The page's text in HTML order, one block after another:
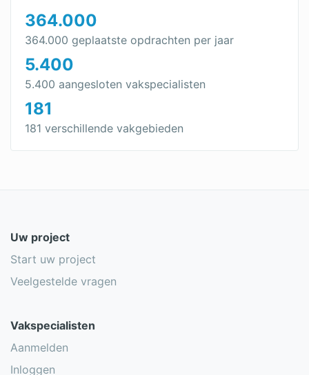
364.000
364.000 geplaatste opdrachten per jaar
5.400
5.400 aangesloten vakspecialisten
181
181 verschillende vakgebieden
Uw project
Start uw project
Veelgestelde vragen
Vakspecialisten
Aanmelden
Inloggen